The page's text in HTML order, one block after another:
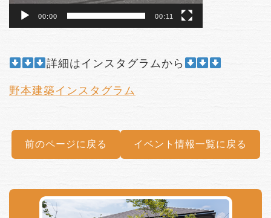
00:00 00:11
詳細はインスタグラムから
野本建築インスタグラム
前のページに戻る イベント情報一覧に戻る